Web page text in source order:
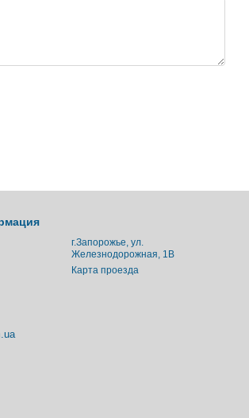
г.Запорожье, ул.
Железнодорожная, 1В
Карта проезда